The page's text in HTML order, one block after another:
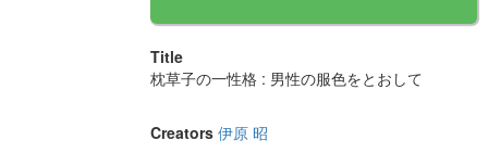
Title
枕草子の一性格 : 男性の服色をとおして
Creators 伊原 昭